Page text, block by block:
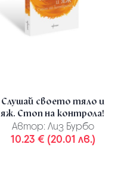
Слушай своето тяло и
яж. Стоп на контрола!
Автор: Лиз Бурбо
10.23 € (20.01 лв.)